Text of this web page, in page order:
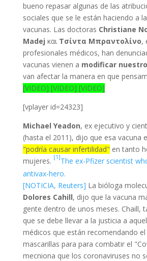
bueno repasar algunas de las
sociales que se le están haciendo a
vacunas. Las doctoras Christiane
Madej και Τσίντα Μπραντολίνο,
profesionales médicos, han
vacunas vienen a modificar
van afectar la manera en que
[VIDEO] [VIDEO] [VIDEO]
[vplayer id=24323]
Michael Yeadon, ex ejecutivo y
(hasta el 2011), dijo que esa vacuna
"podría causar infertilidad" en tanto
mujeres. [1]The ex-Pfizer scientist
antivax-hero.
[NOTICIA, Reuters] La bióloga
Dolores Cahill, dijo que la vacuna
gente dentro de unos meses. Chaill,
que se debe llevar a la justicia a
médicos que están recomendando el
mascarillas para para combatir el
mecniona que los coronaviruses no